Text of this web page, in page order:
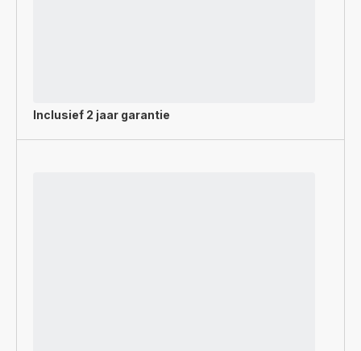
Inclusief 2 jaar garantie